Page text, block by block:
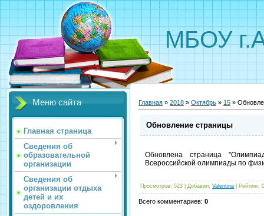
МБОУ
Меню сайта
Главная страница
Сведения об
образовательной
организации
Сведения об
организации отдыха
детей и их
оздоровления
Главная » 2018 » Октябрь » 15 »
Обновление страницы
Обновлена страница
Всероссийской олимпиады по
Просмотров: 523 Добавил: Valentina Рейтинг:
Всего комментариев: 0